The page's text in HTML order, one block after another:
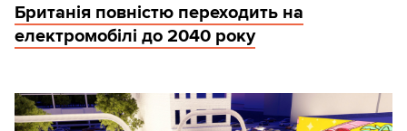
Британія повністю переходить на
електромобілі до 2040 року